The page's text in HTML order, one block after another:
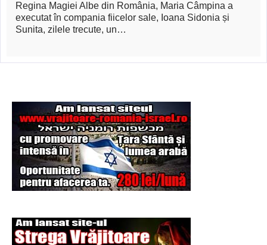
Regina Magiei Albe din România, Maria Câmpina a
executat în compania fiicelor sale, Ioana Sidonia și
Sunita, zilele trecute, un…